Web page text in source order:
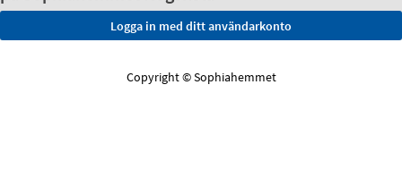
Copyright © Sophiahemmet